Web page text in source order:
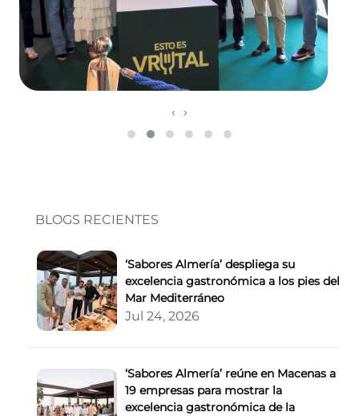
‹ ›
BLOGS RECIENTES
‘Sabores Almería’ despliega su
excelencia gastronómica a los pies del
Mar Mediterráneo
Jul 24, 2026
‘Sabores Almería’ reúne en Macenas a
19 empresas para mostrar la
excelencia gastronómica de la